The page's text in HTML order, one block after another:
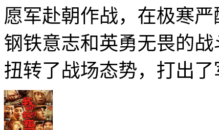
愿军赴朝作战，在极寒
钢铁意志和英勇无畏的
扭转了战场态势，打出